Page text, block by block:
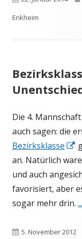
am
Enkheim
Die 4.
auch sagen: die
Bezirksklasse
an. Natürlich
und auch
favorisiert, aber
sogar mehr drin.
Veröffentlicht
5. November 2012